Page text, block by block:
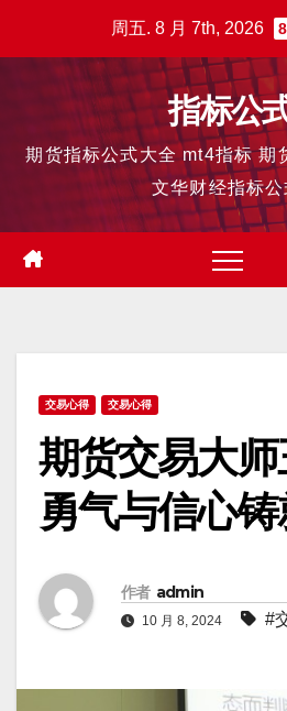
周五. 8 月 7th, 2026
指标公
期货指标公式大全 mt4指标 期
文华财经指标
交易心得 交易心得
期货交易大师
勇气与信心
作者 admin
10 月 8, 2024 #